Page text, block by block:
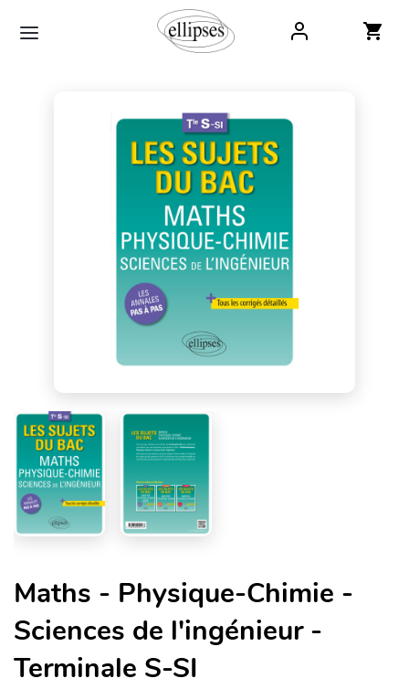
Maths - Physique-Chimie -
Sciences de l'ingénieur -
Terminale S-SI